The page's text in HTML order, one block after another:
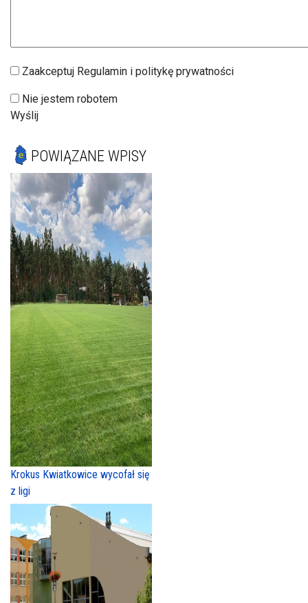
Zaakceptuj Regulamin i politykę prywatności
Nie jestem robotem
Wyślij
POWIĄZANE WPISY
Krokus Kwiatkowice wycofał się
z ligi